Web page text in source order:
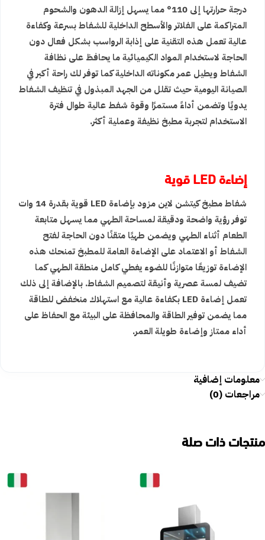
درجة حرارتها إلى 110° مما يسهل إزالة الدهون والشحوم
المتراكمة على الفلاتر والأسطح الداخلية للشفاط بسرعة وكفاءة
عالية تعمل هذه التقنية على إذابة الرواسب بشكل فعال دون
الحاجة لاستخدام المواد الكيميائية ما يحافظ على نظافة
الشفاط ويطيل عمر مكوناته الداخلية كما توفر لك راحة أكبر في
الصيانة اليومية حيث تقلل من الجهد المبذول في تنظيف الشفاط
يدويًا وتضمن أداءً مستمرًا وقوة شفط عالية طوال فترة
الاستخدام لتجربة مطبخ نظيفة وعملية أكثر.
إضاءة LED قوية
شفاط مطبخ كيتشن لاين مزود بإضاءة LED قوية بقدرة 14 وات
توفر رؤية واضحة ودقيقة لمساحة الطهي مما يسهل متابعة
الطعام أثناء الطهي ويضمن طهيًا متقنًا دون الحاجة لفتح
الشفاط أو الاعتماد على الإضاءة العامة للمطبخ تمنحك هذه
الإضاءة توزيعًا متوازنًا للضوء يغطي كامل منطقة الطهي كما
تضيف لمسة عصرية وأنيقة لتصميم الشفاط. بالإضافة إلى ذلك
تعمل إضاءة LED بكفاءة عالية مع استهلاك منخفض للطاقة
مما يضمن توفير الطاقة والمحافظة على البيئة مع الحفاظ على
أداء ممتاز وإضاءة طويلة العمر.
معلومات إضافية
مراجعات (0)
منتجات ذات صلة